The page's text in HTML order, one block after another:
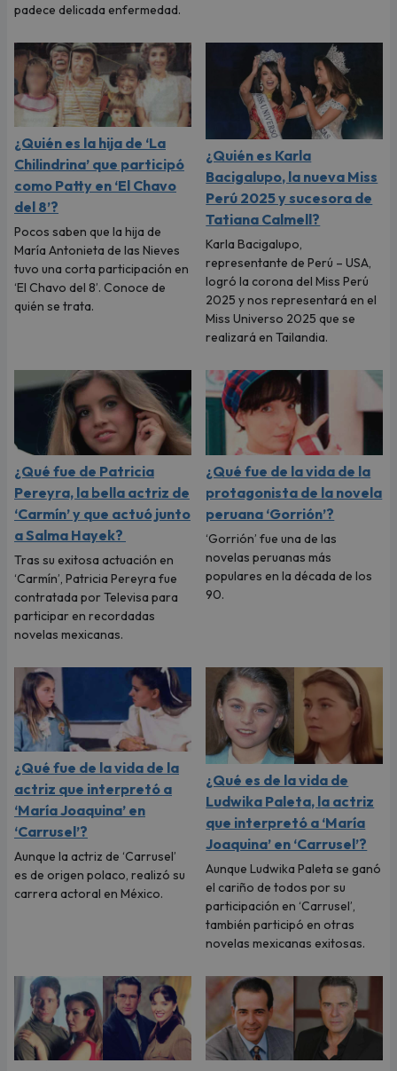
padece delicada enfermedad.
¿Quién es la hija de ‘La
Chilindrina’ que participó
como Patty en ‘El Chavo
del 8’?
Pocos saben que la hija de
María Antonieta de las Nieves
tuvo una corta participación en
‘El Chavo del 8’. Conoce de
quién se trata.
¿Quién es Karla
Bacigalupo, la nueva Miss
Perú 2025 y sucesora de
Tatiana Calmell?
Karla Bacigalupo,
representante de Perú – USA,
logró la corona del Miss Perú
2025 y nos representará en el
Miss Universo 2025 que se
realizará en Tailandia.
¿Qué fue de Patricia
Pereyra, la bella actriz de
‘Carmín’ y que actuó junto
a Salma Hayek?
Tras su exitosa actuación en
‘Carmín’, Patricia Pereyra fue
contratada por Televisa para
participar en recordadas
novelas mexicanas.
¿Qué fue de la vida de la
protagonista de la novela
peruana ‘Gorrión’?
‘Gorrión’ fue una de las
novelas peruanas más
populares en la década de los
90.
¿Qué fue de la vida de la
actriz que interpretó a
‘María Joaquina’ en
‘Carrusel’?
Aunque la actriz de ‘Carrusel’
es de origen polaco, realizó su
carrera actoral en México.
¿Qué es de la vida de
Ludwika Paleta, la actriz
que interpretó a ‘María
Joaquina’ en ‘Carrusel’?
Aunque Ludwika Paleta se ganó
el cariño de todos por su
participación en ‘Carrusel’,
también participó en otras
novelas mexicanas exitosas.